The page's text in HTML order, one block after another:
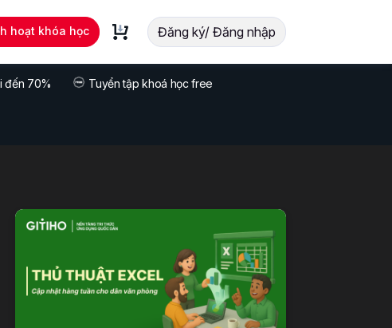
hoạt khóa học Đăng ký/ Đăng nhập
đến 70% Tuyển tập khoá học free